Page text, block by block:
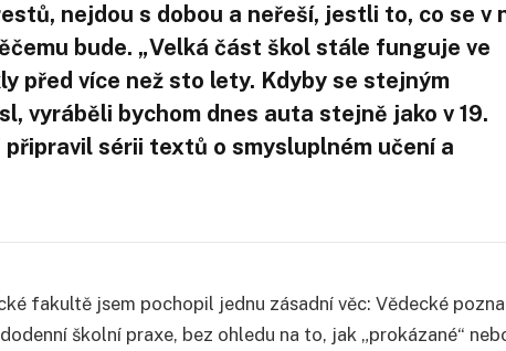
nejdou s dobou a neřeší, jestli to, co se v
bude. „Velká část škol stále funguje ve
před více než sto lety. Kdyby se stejným
vyráběli bychom dnes auta stejně jako v 19.
sérii textů o smysluplném učení a
fakultě jsem pochopil jednu zásadní věc: Vědecké
školní praxe, bez ohledu na to, jak „prokázané“